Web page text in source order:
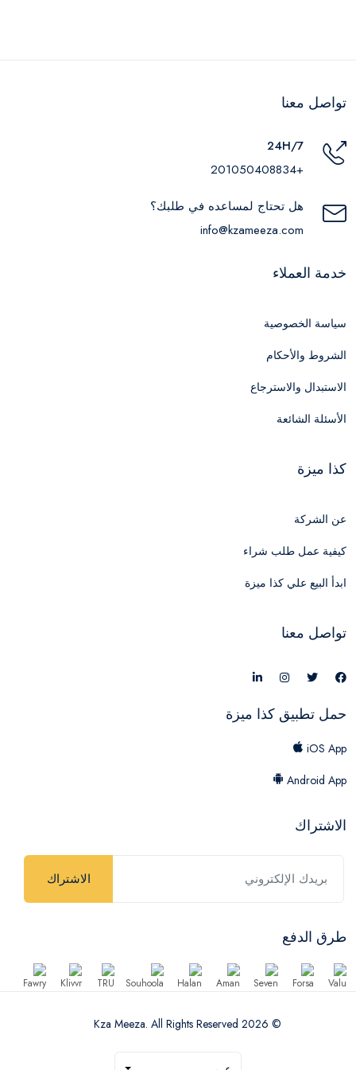
تواصل معنا
24H/7
+201050408834
هل تحتاج لمساعده في طلبك؟
info@kzameeza.com
خدمة العملاء
سياسة الخصوصية
الشروط والأحكام
الاستبدال والاسترجاع
الأسئلة الشائعة
كذا ميزة
عن الشركة
كيفية عمل طلب شراء
ابدأ البيع علي كذا ميزة
تواصل معنا
حمل تطبيق كذا ميزة
iOS App
Android App
الاشتراك
الاشتراك
طرق الدفع
© 2026 Kza Meeza. All Rights Reserved